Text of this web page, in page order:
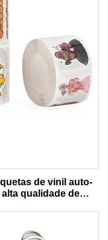
de vinil auto-
qualidade de